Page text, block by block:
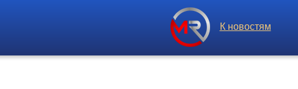
К новостям